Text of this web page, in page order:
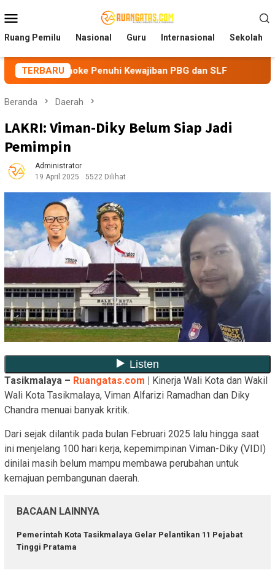
ke
kontenMobile
Ruang Pemilu Nasional Guru Internasional Sekolah
TERBARU
Penuhi Kewajiban PBG dan SLF BEM Nusantara
Beranda Daerah
LAKRI: Viman-Diky Belum Siap Jadi
Pemimpin
Administrator
19 April 2025
5522 Dilihat
Tasikmalaya – Ruangatas.com | Kinerja Wali Kota dan Wakil
Wali Kota Tasikmalaya, Viman Alfarizi Ramadhan dan Diky
Chandra menuai banyak kritik.
Dari sejak dilantik pada bulan Februari 2025 lalu hingga saat
ini menjelang 100 hari kerja, kepemimpinan Viman-Diky (VIDI)
dinilai masih belum mampu membawa perubahan untuk
kemajuan pembangunan daerah.
BACAAN LAINNYA
Pemerintah Kota Tasikmalaya Gelar Pelantikan 11 Pejabat
Tinggi Pratama